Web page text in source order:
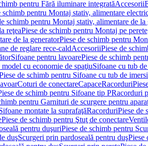
pentru Fără iluminare integratăAccesorii
schimb pentru Montaj stativ, alimentare
schimb pentru Montaj stativ, alimentare de la
reţeaPiese de schimb pentru Montaj pe
de la generatorPiese de schimb pentru
de reglare rece-caldAccesoriiPiese de
Sifoane pentru lavoarePiese de schimb
cu economie de spaţiuSifoane cu tub
de schimb pentru Sifoane cu tub de
Coturi de conectareCapaceRacorduri
de schimb pentru Sifoane tip PRacorduri
pentru Garnituri de scurgere pentru
montate la suprafaţăRacorduriPiese de
Piese de schimb pentru Ştuţ de conectare
pentru duşuriPiese de schimb pentru
duşScurgeri prin pardoseală pentru duşPiese